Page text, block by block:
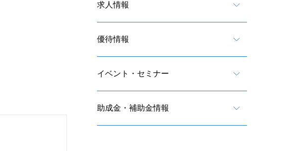
求人情報
優待情報
イベント・セミナー
助成金・補助金情報